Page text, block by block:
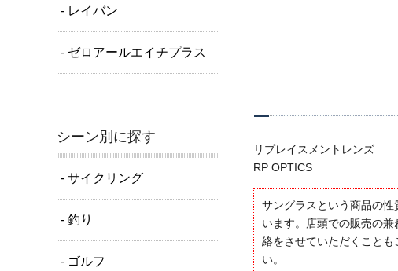
- レイバン
- ゼロアールエイチプラス
シーン別に探す
- サイクリング
- 釣り
- ゴルフ
リプレイスメントレンズ
RP OPTICS
サングラスという商品の
います。店頭での販売の
絡をさせていただくこと
い。